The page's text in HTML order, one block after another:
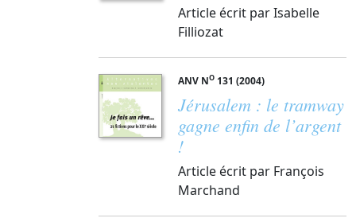
Article écrit par Isabelle
Filliozat
ANV NO 131 (2004)
Jérusalem : le tramway
gagne enfin de l’argent
!
Article écrit par François
Marchand